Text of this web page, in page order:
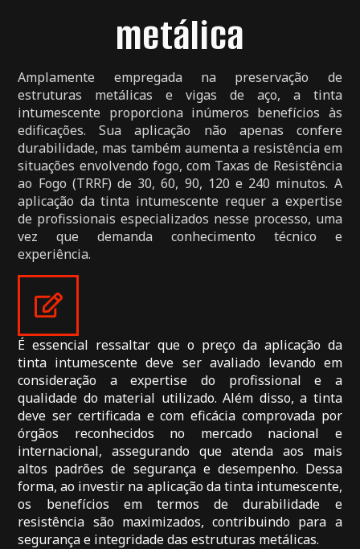
metálica
Amplamente empregada na preservação de
estruturas metálicas e vigas de aço, a tinta
intumescente proporciona inúmeros benefícios às
edificações. Sua aplicação não apenas confere
durabilidade, mas também aumenta a resistência em
situações envolvendo fogo, com Taxas de Resistência
ao Fogo (TRRF) de 30, 60, 90, 120 e 240 minutos. A
aplicação da tinta intumescente requer a expertise
de profissionais especializados nesse processo, uma
vez que demanda conhecimento técnico e
experiência.
É essencial ressaltar que o preço da aplicação da
tinta intumescente deve ser avaliado levando em
consideração a expertise do profissional e a
qualidade do material utilizado. Além disso, a tinta
deve ser certificada e com eficácia comprovada por
órgãos reconhecidos no mercado nacional e
internacional, assegurando que atenda aos mais
altos padrões de segurança e desempenho. Dessa
forma, ao investir na aplicação da tinta intumescente,
os benefícios em termos de durabilidade e
resistência são maximizados, contribuindo para a
segurança e integridade das estruturas metálicas.